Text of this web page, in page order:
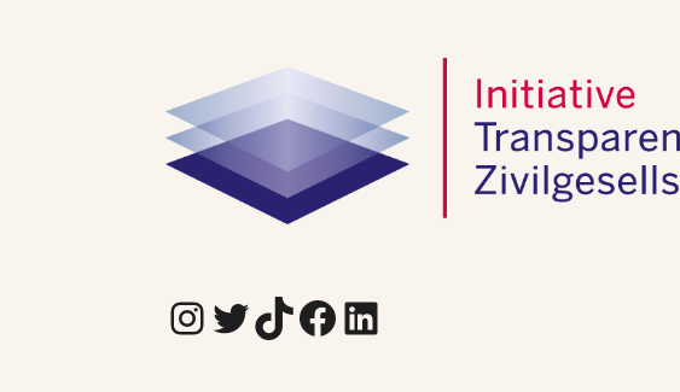
InstagramTwitter TikTok Facebook LinkedIn